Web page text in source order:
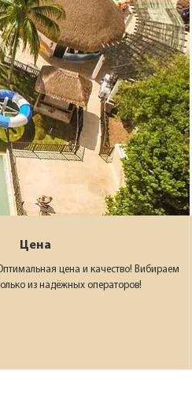
Цена
цена и качество! Вибираем
из надёжных операторов!